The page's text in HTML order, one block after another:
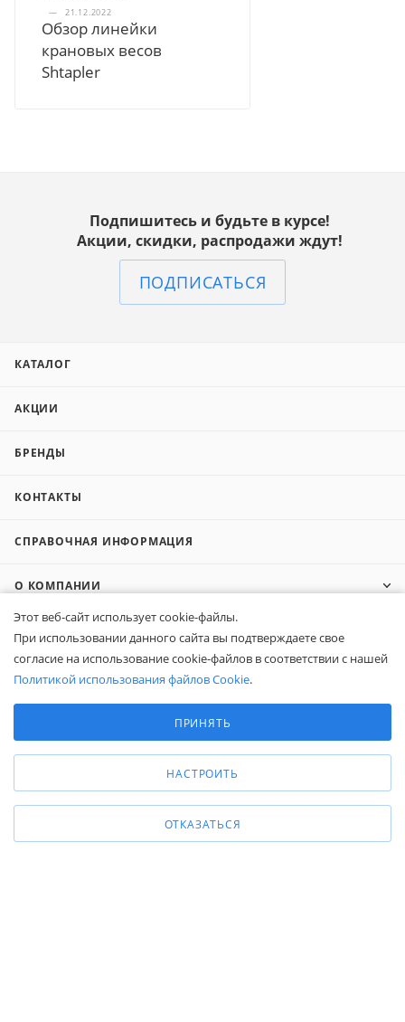
—
21.12.2022
Обзор линейки
крановых весов
Shtapler
Подпишитесь и будьте в курсе!
Акции, скидки, распродажи ждут!
ПОДПИСАТЬСЯ
КАТАЛОГ
АКЦИИ
БРЕНДЫ
КОНТАКТЫ
СПРАВОЧНАЯ ИНФОРМАЦИЯ
О КОМПАНИИ
ПОКУПАТЕЛЯМ
8 (800) 600-95-10 ЗАКАЗАТЬ ЗВОНОК
zakaz@belapex.ru
г. Москва, ул. Промышленная, д. 11
Этот веб-сайт использует cookie-файлы.
При использовании данного сайта вы подтверждаете свое
согласие на использование cookie-файлов в соответствии с нашей
Политикой использования файлов Cookie.
Аналитические/Функциональные
ПРИНЯТЬ
НАСТРОИТЬ
ОТКАЗАТЬСЯ